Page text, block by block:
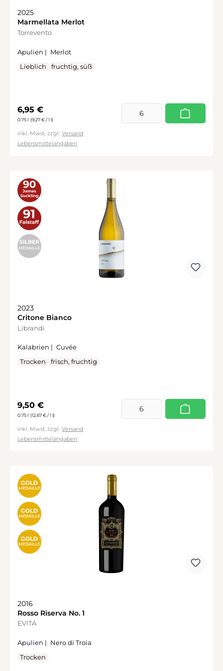
2025
Marmellata Merlot
Torrevento
Apulien | Merlot
Lieblich
fruchtig, süß
Regulärer Preis:
6,95 €
0.75 l (9,27 € / 1 l)
inkl. Mwst. zzgl. Versand
Lebensmittelangaben
2023
Critone Bianco
Librandi
Kalabrien | Cuvée
Trocken
frisch, fruchtig
Regulärer Preis:
9,50 €
0.75 l (12,67 € / 1 l)
inkl. Mwst. zzgl. Versand
Lebensmittelangaben
2016
Rosso Riserva No. 1
EVITA
Apulien | Nero di Troia
Trocken